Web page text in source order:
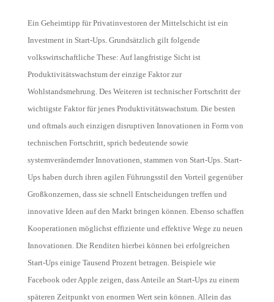
Ein Geheimtipp für Privatinvestoren der Mittelschicht ist ein
Investment in Start-Ups. Grundsätzlich gilt folgende
volkswirtschaftliche These: Auf langfristige Sicht ist
Produktivitätswachstum der einzige Faktor zur
Wohlstandsmehrung. Des Weiteren ist technischer Fortschritt der
wichtigste Faktor für jenes Produktivitätswachstum. Die besten
und oftmals auch einzigen disruptiven Innovationen in Form von
technischen Fortschritt, sprich bedeutende sowie
systemverändernderInnovationen, stammen von Start-Ups. Start-
Ups haben durch ihren agilen Führungsstil den Vorteil gegenüber
Großkonzernen, dass sie schnell Entscheidungen treffen und
innovative Ideen auf den Markt bringen können. Ebenso schaffen
Kooperationen möglichst effiziente und effektive Wege zu neuen
Innovationen. Die Renditen hierbei können bei erfolgreichen
Start-Ups einige Tausend Prozent betragen. Beispiele wie
Facebook oder Apple zeigen, dass Anteile an Start-Ups zu einem
späteren Zeitpunkt von enormen Wert sein können. Allein das